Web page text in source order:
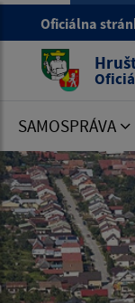
Oficiálna
SAMOSPRÁVA